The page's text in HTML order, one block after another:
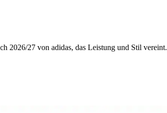
2026/27 von adidas, das Leistung und Stil vereint.